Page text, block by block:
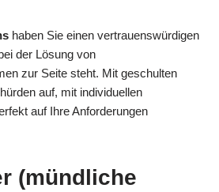
haben Sie einen vertrauenswürdigen
der Lösung von
zur Seite steht. Mit geschulten
auf, mit individuellen
auf Ihre Anforderungen
(mündliche